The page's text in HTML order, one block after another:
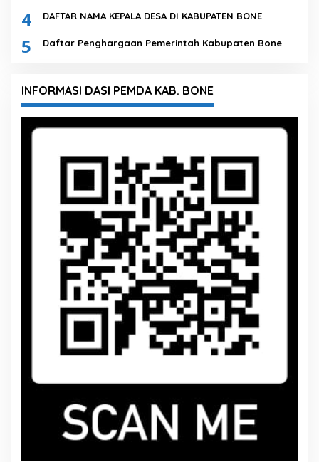
4 DAFTAR NAMA KEPALA DESA DI KABUPATEN BONE
5 Daftar Penghargaan Pemerintah Kabupaten Bone
INFORMASI DASI PEMDA KAB. BONE